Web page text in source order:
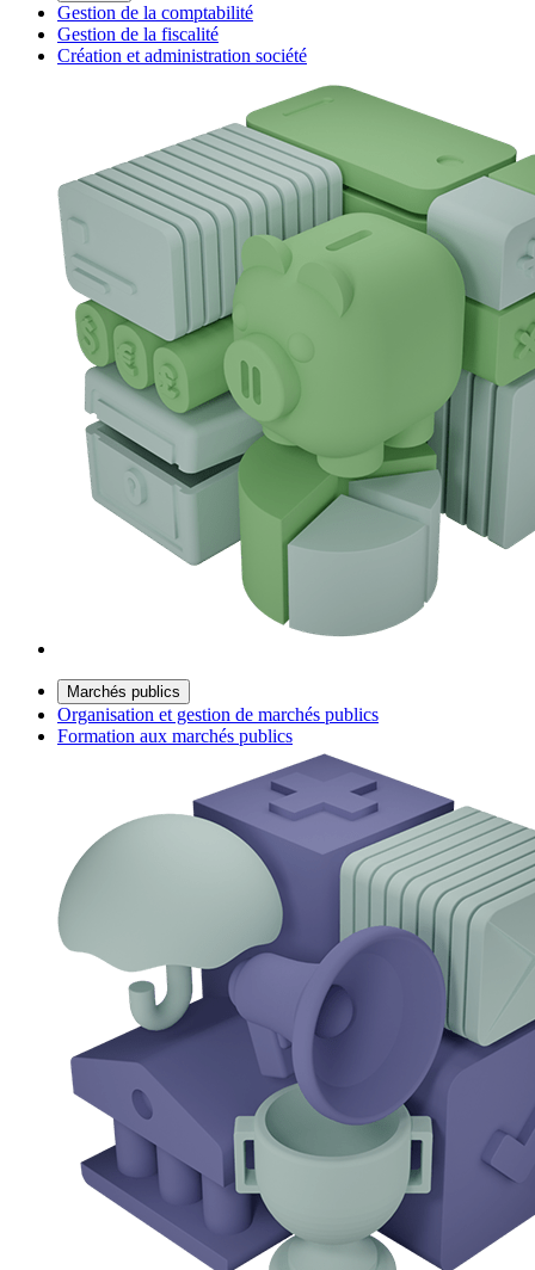
Gestion de la comptabilité
Gestion de la fiscalité
Création et administration société
Marchés publics
Organisation et gestion de marchés publics
Formation aux marchés publics